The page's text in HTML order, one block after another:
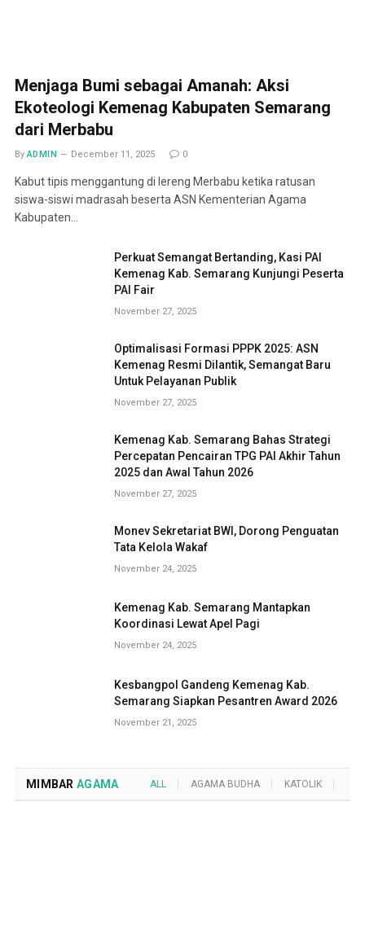
Menjaga Bumi sebagai Amanah: Aksi
Ekoteologi Kemenag Kabupaten Semarang
dari Merbabu
By ADMIN December 11, 2025 0
Kabut tipis menggantung di lereng Merbabu ketika ratusan
siswa-siswi madrasah beserta ASN Kementerian Agama
Kabupaten…
Perkuat Semangat Bertanding, Kasi PAI
Kemenag Kab. Semarang Kunjungi Peserta
PAI Fair
November 27, 2025
Optimalisasi Formasi PPPK 2025: ASN
Kemenag Resmi Dilantik, Semangat Baru
Untuk Pelayanan Publik
November 27, 2025
Kemenag Kab. Semarang Bahas Strategi
Percepatan Pencairan TPG PAI Akhir Tahun
2025 dan Awal Tahun 2026
November 27, 2025
Monev Sekretariat BWI, Dorong Penguatan
Tata Kelola Wakaf
November 24, 2025
Kemenag Kab. Semarang Mantapkan
Koordinasi Lewat Apel Pagi
November 24, 2025
Kesbangpol Gandeng Kemenag Kab.
Semarang Siapkan Pesantren Award 2026
November 21, 2025
MIMBAR AGAMA ALL AGAMA BUDHA KATOLIK